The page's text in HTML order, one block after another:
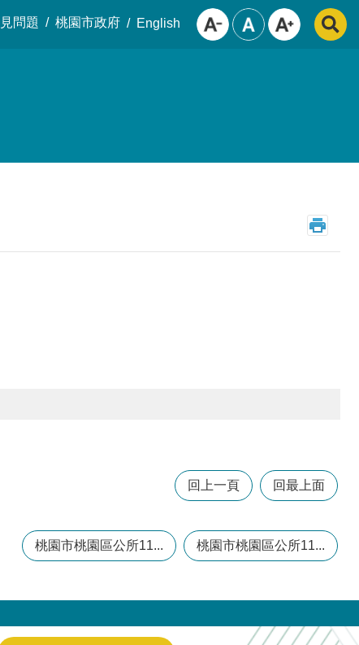
問題 桃園市政府 English
回上一頁 回最上面
桃園市桃園區公所11... 桃園市桃園區公所11...